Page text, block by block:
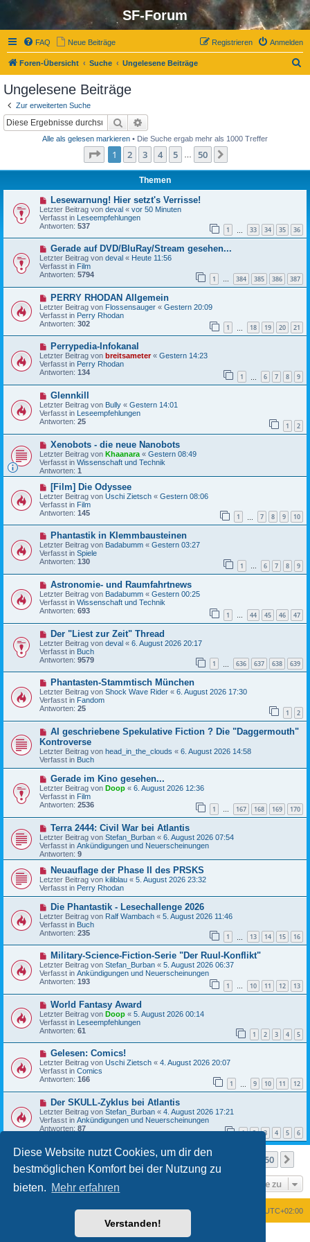
Diese Website nutzt Cookies, um dir den
bestmöglichen Komfort bei der Nutzung zu
bieten. Mehr erfahren
Verstanden!
SF-Forum
FAQ Neue Beiträge Anmelden
Registrieren
Foren-Übersicht Suche Ungelesene Beiträge
Ungelesene Beiträge
Zur erweiterten Suche
Suche
Alle als gelesen markieren • Die Suche ergab mehr als 1000 Treffer
Seite 1von 50
1 2 3 4 5 50
Themen
N
e
u
e
r
B
e
i
t
r
g
Lesewarnung! Hier setzt's Verrisse!
Letzter Beitrag von deval « vor 50 Minuten
Verfasst in Leseempfehlungen
Antworten: 537 1 33 34 35 36
N
e
u
e
r
B
e
i
t
r
g
Gerade auf DVD/BluRay/Stream gesehen...
Letzter Beitrag von deval « Heute 11:56
Verfasst in Film
Antworten: 5794 1 … 384 385 386 387
N
e
u
e
r
B
i
t
r
g
PERRY RHODAN Allgemein
Letzter Beitrag von Flossensauger « Gestern 20:09
Verfasst in Perry Rhodan
Antworten: 302 1 18 19 20 21
N
e
u
e
B
e
i
t
r
g
Perrypedia-Infokanal
Letzter Beitrag von breitsameter« Gestern 14:23
Verfasst in Perry Rhodan
Antworten: 134 1 6 7 8 9
N
e
u
e
r
B
e
i
t
r
a
g
Glennkill
Letzter Beitrag von Bully « Gestern 14:01
Verfasst in Leseempfehlungen
Antworten: 25 1 2
N
e
u
e
r
B
e
i
t
r
a
g
Xenobots - die neue Nanobots
Letzter Beitrag von Khaanara « Gestern 08:49
Verfasst in Wissenschaft und Technik
Antworten: 1
N
e
u
e
r
B
i
t
r
g
[Film] Die Odyssee
Letzter Beitrag von Uschi Zietsch « Gestern 08:06
Verfasst in Film
Antworten: 145 1 7 8 9 10
N
e
u
e
B
e
i
t
r
g
Phantastik in Klemmbausteinen
Letzter Beitrag von Badabumm « Gestern 03:27
Verfasst in Spiele
Antworten: 130 1 … 6 7 8 9
N
e
u
e
r
B
e
i
t
r
g
Astronomie- und Raumfahrtnews
Letzter Beitrag von Badabumm « Gestern 00:25
Verfasst in Wissenschaft und Technik
Antworten: 693 1 … 44 45 46 47
N
e
u
e
r
B
i
t
r
g
Der "Liest zur Zeit" Thread
Letzter Beitrag von deval « 6. August 2026 20:17
Verfasst in Buch
Antworten: 9579 1 636 637 638 639
N
e
u
e
B
e
i
t
r
a
Phantasten-Stammtisch München
Letzter Beitrag von Shock Wave Rider « 6. August 2026 17:30
Verfasst in Fandom
Antworten: 25 1 2
N
u
e
r
B
e
i
t
r
g
AI geschriebene Spekulative Fiction ? Die "Daggermouth"
Kontroverse
Letzter Beitrag von head_in_the_clouds « 6. August 2026 14:58
Verfasst in Buch
N
e
u
e
r
B
e
i
t
r
a
g
Gerade im Kino gesehen...
Letzter Beitrag von Doop « 6. August 2026 12:36
Verfasst in Film
Antworten: 2536 1 … 167 168 169 170
N
e
u
e
r
B
e
i
t
a
g
Terra 2444: Civil War bei Atlantis
Letzter Beitrag von Stefan_Burban « 6. August 2026 07:54
Verfasst in Ankündigungen und Neuerscheinungen
Antworten: 9
N
e
u
e
B
e
i
t
r
a
g
Neuauflage der Phase II des PRSKS
Letzter Beitrag von kiliblau « 5. August 2026 23:32
Verfasst in Perry Rhodan
N
e
u
e
r
B
i
t
r
g
Die Phantastik - Lesechallenge 2026
Letzter Beitrag von Ralf Wambach « 5. August 2026 11:46
Verfasst in Buch
Antworten: 235 1 13 14 15 16
N
e
u
e
r
B
e
i
t
r
g
Military-Science-Fiction-Serie "Der Ruul-Konflikt"
Letzter Beitrag von Stefan_Burban « 5. August 2026 06:37
Verfasst in Ankündigungen und Neuerscheinungen
Antworten: 193 1 … 10 11 12 13
N
e
u
e
r
B
e
i
t
r
g
World Fantasy Award
Letzter Beitrag von Doop « 5. August 2026 00:14
Verfasst in Leseempfehlungen
Antworten: 61 1 2 3 4 5
N
e
u
e
B
i
t
r
Gelesen: Comics!
Letzter Beitrag von Uschi Zietsch « 4. August 2026 20:07
Verfasst in Comics
Antworten: 166 1 9 10 11 12
N
e
u
e
r
e
i
t
r
g
Der SKULL-Zyklus bei Atlantis
Letzter Beitrag von Stefan_Burban « 4. August 2026 17:21
Verfasst in Ankündigungen und Neuerscheinungen
Antworten: 87 1 2 3 4 5 6
Die Suche ergab mehr als 1000 Treffer Seite 1von
1 2 3 50
Gehe zu
Foren-Übersicht UTC+02:00
Powered by
® Forum Software © phpBB Limited